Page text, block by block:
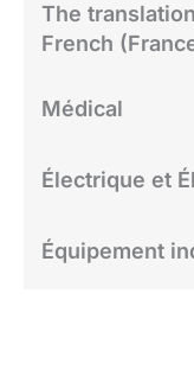
The
French
Médical
Électrique et
Équipement